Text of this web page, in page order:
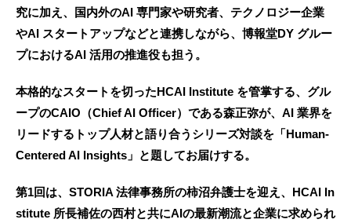
究に加え、国内外のAI 専門家や研究者、テクノロジー企業
やAI スタートアップなどと連携しながら、博報堂DY グルー
プにおけるAI 活用の推進役も担う。
本格的なスタートを切ったHCAI Institute を管掌する、グル
ープのCAIO（Chief AI Officer）である森正弥が、AI 業界を
リードするトップ人材と語り合うシリーズ対談を「Human-
Centered AI Insights」と題してお届けする。
第1回は、STORIA 法律事務所の柿沼弁護士を迎え、HCAI In
stitute 所長補佐の西村と共にAIの最新潮流と企業に求められ